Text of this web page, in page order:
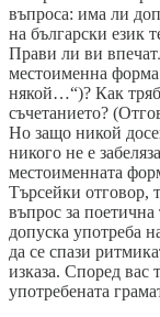
въпроса: има ли
на български език
Прави ли ви
местоименна
някой…“)? Как
съчетанието?
Но защо никой
никого не е
местоименната
Търсейки отговор,
въпрос за поетична
допуска употреба
да се спази
изказа. Според вас
употребената